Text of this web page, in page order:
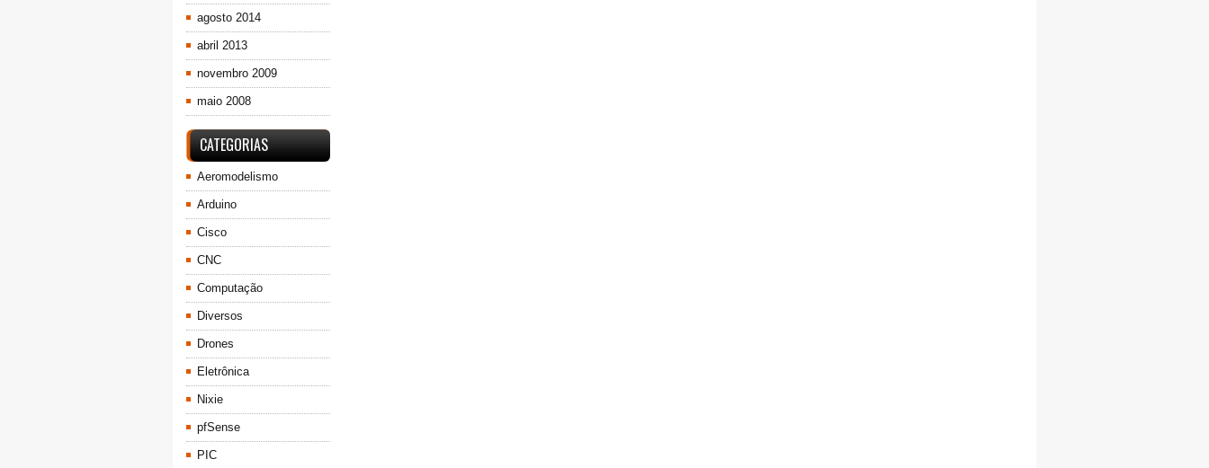
agosto 2014
abril 2013
novembro 2009
maio 2008
CATEGORIAS
Aeromodelismo
Arduino
Cisco
CNC
Computação
Diversos
Drones
Eletrônica
Nixie
pfSense
PIC